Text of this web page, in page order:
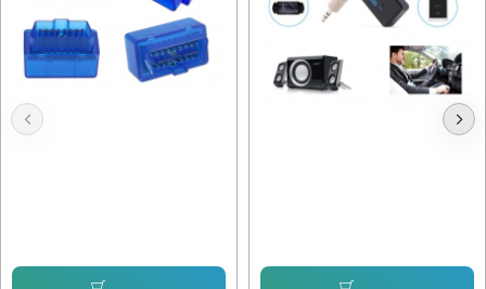
OBD2 Диагностика Elm327